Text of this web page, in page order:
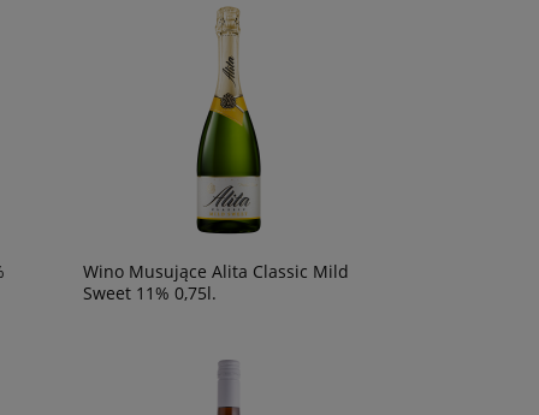
Wino Musujące Alita Classic Mild
Sweet 11% 0,75l.